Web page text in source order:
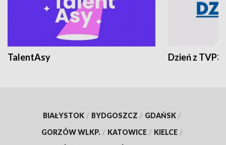
TalentAsy Dzień z TVP3
BIAŁYSTOK / BYDGOSZCZ / GDAŃSK /
GORZÓW WLKP. / KATOWICE / KIELCE /